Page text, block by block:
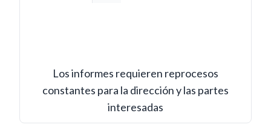
Los informes requieren reprocesos
constantes para la dirección y las partes
interesadas